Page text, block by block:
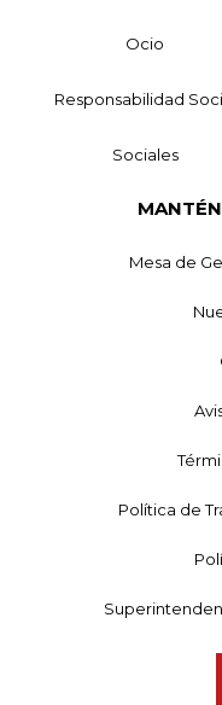
Ocio
Responsabilidad
Sociales
Mesa de
Política de